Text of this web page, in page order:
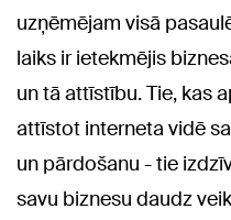
uzņēmējam visā
laiks ir ietekmējis
un tā attīstību. Tie, kas
attīstot interneta vidē
un pārdošanu - tie
savu biznesu daudz